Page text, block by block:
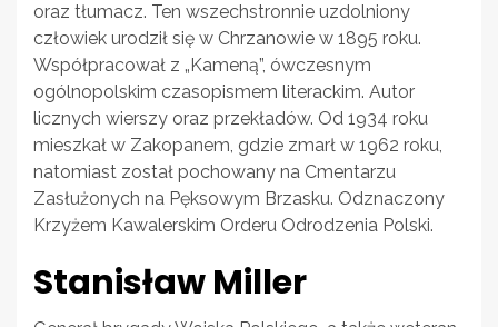
oraz tłumacz. Ten wszechstronnie uzdolniony
człowiek urodził się w Chrzanowie w 1895 roku.
Współpracował z „Kameną”, ówczesnym
ogólnopolskim czasopismem literackim. Autor
licznych wierszy oraz przekładów. Od 1934 roku
mieszkał w Zakopanem, gdzie zmarł w 1962 roku,
natomiast został pochowany na Cmentarzu
Zasłużonych na Pęksowym Brzasku. Odznaczony
Krzyżem Kawalerskim Orderu Odrodzenia Polski.
Stanisław Miller